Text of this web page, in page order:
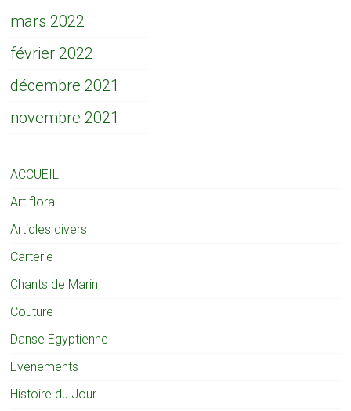
mars 2022
février 2022
décembre 2021
novembre 2021
ACCUEIL
Art floral
Articles divers
Carterie
Chants de Marin
Couture
Danse Egyptienne
Evènements
Histoire du Jour